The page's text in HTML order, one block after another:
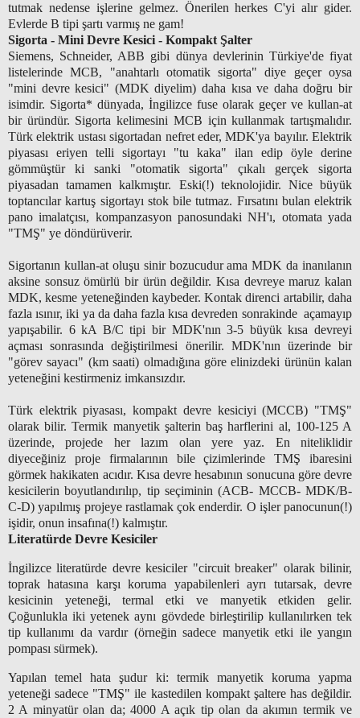
tutmak nedense işlerine gelmez. Önerilen herkes C'yi alır gider.
Evlerde B tipi şartı varmış ne gam!
Sigorta - Mini Devre Kesici - Kompakt Şalter
Siemens, Schneider, ABB gibi dünya devlerinin Türkiye'de fiyat
listelerinde MCB, "anahtarlı otomatik sigorta" diye geçer oysa
"mini devre kesici" (MDK diyelim) daha kısa ve daha doğru bir
isimdir. Sigorta* dünyada, İngilizce fuse olarak geçer ve kullan-at
bir üründür. Sigorta kelimesini MCB için kullanmak tartışmalıdır.
Türk elektrik ustası sigortadan nefret eder, MDK'ya bayılır. Elektrik
piyasası eriyen telli sigortayı "tu kaka" ilan edip öyle derine
gömmüştür ki sanki "otomatik sigorta" çıkalı gerçek sigorta
piyasadan tamamen kalkmıştır. Eski(!) teknolojidir. Nice büyük
toptancılar kartuş sigortayı stok bile tutmaz. Fırsatını bulan elektrik
pano imalatçısı, kompanzasyon panosundaki NH'ı, otomata yada
"TMŞ" ye döndürüverir.
Sigortanın kullan-at oluşu sinir bozucudur ama MDK da inanılanın
aksine sonsuz ömürlü bir ürün değildir. Kısa devreye maruz kalan
MDK, kesme yeteneğinden kaybeder. Kontak direnci artabilir, daha
fazla ısınır, iki ya da daha fazla kısa devreden sonrakinde açamayıp
yapışabilir. 6 kA B/C tipi bir MDK'nın 3-5 büyük kısa devreyi
açması sonrasında değiştirilmesi önerilir. MDK'nın üzerinde bir
"görev sayacı" (km saati) olmadığına göre elinizdeki ürünün kalan
yeteneğini kestirmeniz imkansızdır.
Türk elektrik piyasası, kompakt devre kesiciyi (MCCB) "TMŞ"
olarak bilir. Termik manyetik şalterin baş harflerini al, 100-125 A
üzerinde, projede her lazım olan yere yaz. En niteliklidir
diyeceğiniz proje firmalarının bile çizimlerinde TMŞ ibaresini
görmek hakikaten acıdır. Kısa devre hesabının sonucuna göre devre
kesicilerin boyutlandırılıp, tip seçiminin (ACB- MCCB- MDK/B-
C-D) yapılmış projeye rastlamak çok enderdir. O işler panocunun(!)
işidir, onun insafına(!) kalmıştır.
Literatürde Devre Kesiciler
İngilizce literatürde devre kesiciler "circuit breaker" olarak bilinir,
toprak hatasına karşı koruma yapabilenleri ayrı tutarsak, devre
kesicinin yeteneği, termal etki ve manyetik etkiden gelir.
Çoğunlukla iki yetenek aynı gövdede birleştirilip kullanılırken tek
tip kullanımı da vardır (örneğin sadece manyetik etki ile yangın
pompası sürmek).
Yapılan temel hata şudur ki: termik manyetik koruma yapma
yeteneği sadece "TMŞ" ile kastedilen kompakt şaltere has değildir.
2 A minyatür olan da; 4000 A açık tip olan da akımın termik ve